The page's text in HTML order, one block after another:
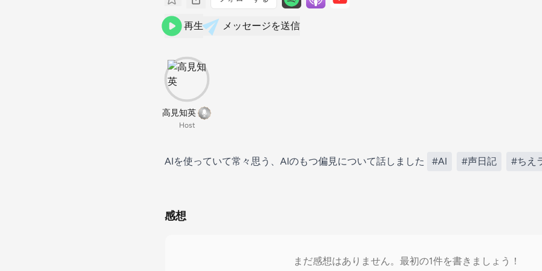
再生 メッセージを送信
高見知英
Host
AIを使っていて常々思う、AIのもつ偏見について話しました #AI #声日記 #ちえ
感想
まだ感想はありません。最初の1件を書きましょう！